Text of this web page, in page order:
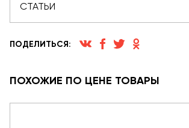
СТАТЬИ
ПОДЕЛИТЬСЯ:
ПОХОЖИЕ ПО ЦЕНЕ ТОВАРЫ